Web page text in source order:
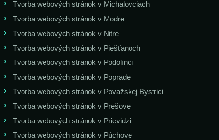
Tvorba webových stránok v Michalovciach
Tvorba webových stránok v Modre
Tvorba webových stránok v Nitre
Tvorba webových stránok v Piešťanoch
Tvorba webových stránok v Podolínci
Tvorba webových stránok v Poprade
Tvorba webových stránok v Považskej Bystrici
Tvorba webových stránok v Prešove
Tvorba webových stránok v Prievidzi
Tvorba webových stránok v Púchove